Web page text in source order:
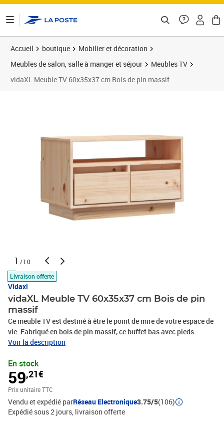
Accueil boutique
Mobilier et décoration
Meubles de salon, salle à manger et séjour
Meubles TV
vidaXL Meuble TV 60x35x37 cm Bois de pin massif
1 /10
Livraison offerte
Vidaxl
vidaXL Meuble TV 60x35x37 cm Bois de pin
massif
Ce meuble TV est destiné à être le point de mire de votre espace de
vie. Fabriqué en bois de pin massif, ce buffet bas avec pieds
flottants présente une construction stable et durable. Doté d'un
ranger vos DVD, votre console de jeu, vos magazines et autres
objets de manière ordonnée. En outre, le meuble TV est facile à
nettoyer avec un chiffon humide.Matériau : bois de pin
massifDimensions : 60 x 35 x 37 cm (L x l x H)L'assemblage est
requis
Voir la description
En stock
59,21€
Prix unitaire TTC
Vendu et expédié parRéseau Electronique3.75/5(106)
Expédié sous 2 jours livraison offerte